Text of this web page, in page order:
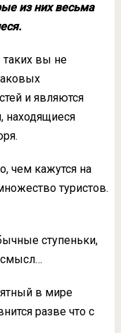
из них весьма
таких вы не
и являются
находящиеся
чем кажутся на
туристов.
ступеньки,
смысл…
в мире
разве что с